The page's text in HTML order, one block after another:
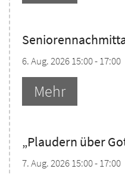
6. Aug. 2026 15:00 - 17:00
Mehr
„Plaudern über
7. Aug. 2026 15:00 - 17:00